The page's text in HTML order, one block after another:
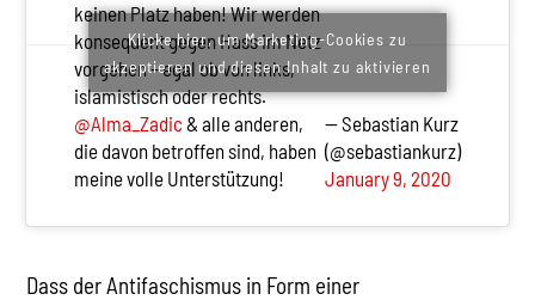
keinen Platz haben! Wir werden
konsequent gegen Hass im Netz
vorgehen – egal ob von links,
islamistisch oder rechts.
@Alma_Zadic & alle anderen,
die davon betroffen sind, haben
meine volle Unterstützung!
— Sebastian Kurz
(@sebastiankurz)
January 9, 2020
Klicke hier, um Marketing-Cookies zu
akzeptieren und diesen Inhalt zu aktivieren
Dass der Antifaschismus in Form einer